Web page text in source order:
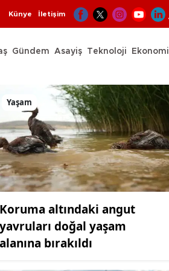
Künye İletişim
Gündem Asayiş Teknoloji Ekonomi
Yaşam
Koruma altındaki angut
yavruları doğal yaşam
alanına bırakıldı